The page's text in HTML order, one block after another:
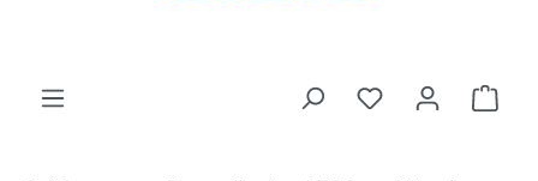
Du hast 0